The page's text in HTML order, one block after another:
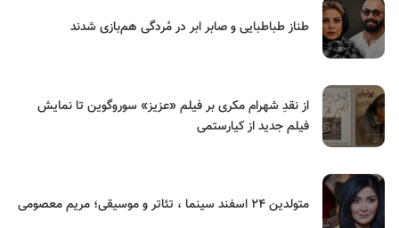
طناز طباطبایی و صابر ابر در مُردگی هم‌بازی شدند
از نقدِ شهرام مکری بر فیلم «عزیز» سوروگوین تا نمایش
فیلم جدید از کیارستمی
متولدین ۲۴ اسفند سینما ، تئاتر و موسیقی؛ مریم معصومی